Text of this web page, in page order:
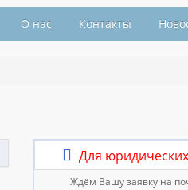
О нас Контакты
Для
Ждём Вашу заявку на